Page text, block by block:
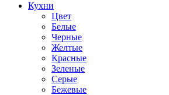
Кухни
Цвет
Белые
Черные
Желтые
Красные
Зеленые
Серые
Бежевые